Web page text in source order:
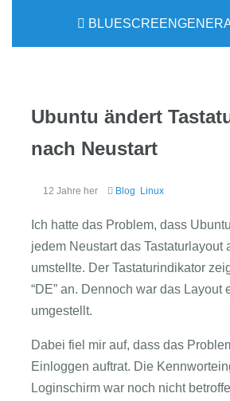
Ubuntu ändert
nach Neustart
12 Jahre her Blog Linux
Ich hatte das Problem, dass
jedem Neustart das Tastaturlayout
umstellte. Der Tastaturindikator
“DE” an. Dennoch war das Layout
umgestellt.
Dabei fiel mir auf, dass das
Einloggen auftrat. Die
Loginschirm war noch nicht